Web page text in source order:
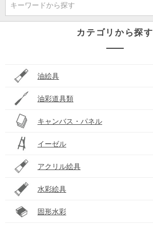
キーワードから探す
カテゴリから探す
油絵具
油彩道具類
キャンバス・パネル
イーゼル
アクリル絵具
水彩絵具
固形水彩